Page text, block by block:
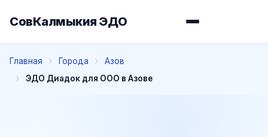
СовКалмыкия ЭДО
Главная Города
Азов
ЭДО Диадок для ООО в Азове